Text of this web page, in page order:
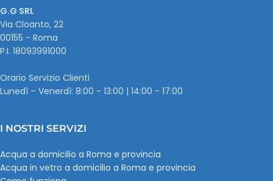
G.G SRL
Via Cloanto, 22
00155 - Roma
P.I. ‭18093991000
Orario Servizio Clienti
Lunedì – Venerdì: 8:00 - 13:00 | 14:00 - 17:00
I NOSTRI SERVIZI
Acqua a domicilio a Roma e provincia
Acqua in vetro a domicilio a Roma e provincia